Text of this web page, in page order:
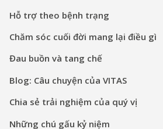
Hỗ trợ theo bệnh trạng
Chăm sóc cuối đời mang lại điều gì
Đau buồn và tang chế
Blog: Câu chuyện của VITAS
Chia sẻ trải nghiệm của quý vị
Những chú gấu kỷ niệm